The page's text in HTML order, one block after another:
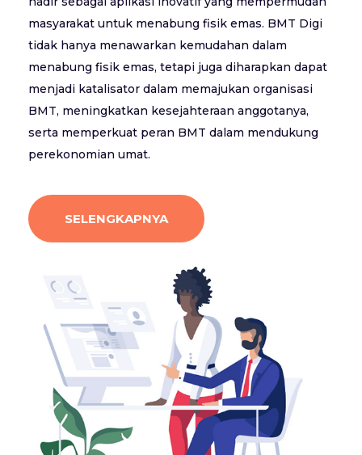
masyarakat untuk menabung fisik emas. BMT Digi
tidak hanya menawarkan kemudahan dalam
menabung fisik emas, tetapi juga diharapkan dapat
menjadi katalisator dalam memajukan organisasi
BMT, meningkatkan kesejahteraan anggotanya,
serta memperkuat peran BMT dalam mendukung
perekonomian umat.
SELENGKAPNYA